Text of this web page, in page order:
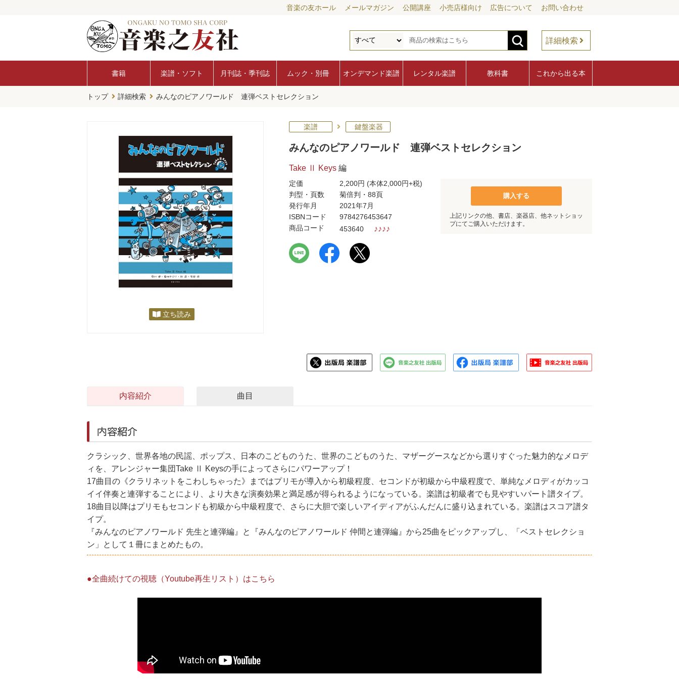
音楽の友ホール メールマガジン 公開講座 小売店様向け 広告について お問い合わせ
詳細検索
書籍 楽譜・ソフト 月刊誌・季刊誌 ムック・別冊 オンデマンド楽譜 レンタル楽譜 教科書 これから出る本
トップ 詳細検索 みんなのピアノワールド 連弾ベストセレクション
立ち読み
楽譜 鍵盤楽器
みんなのピアノワールド 連弾ベストセレクション
Take Ⅱ Keys 編
定価 2,200円 (本体2,000円+税)
判型・頁数
菊倍判・88頁
発行年月
2021年7月
ISBNコード
9784276453647
商品コード
453640 ♪♪♪♪
購入する
上記リンクの他、書店、楽器店、他ネットショッ
プにてご購入いただけます。
内容紹介 曲目
内容紹介
クラシック、世界各地の民謡、ポップス、日本のこどものうた、世界のこどものうた、マザーグースなどから選りすぐった魅力的なメロデ
ィを、アレンジャー集団Take Ⅱ Keysの手によってさらにパワーアップ！
17曲目の《クラリネットをこわしちゃった》まではプリモが導入から初級程度、セコンドが初級から中級程度で、単純なメロディがカッコ
イイ伴奏と連弾することにより、より大きな演奏効果と満足感が得られるようになっている。楽譜は初級者でも見やすいパート譜タイプ。
18曲目以降はプリモもセコンドも初級から中級程度で、さらに大胆で楽しいアイディアがふんだんに盛り込まれている。楽譜はスコア譜タ
イプ。
『みんなのピアノワールド 先生と連弾編』と『みんなのピアノワールド 仲間と連弾編』から25曲をピックアップし、「ベストセレクショ
ン」として１冊にまとめたもの。
●全曲続けての視聴（Youtube再生リスト）はこちら